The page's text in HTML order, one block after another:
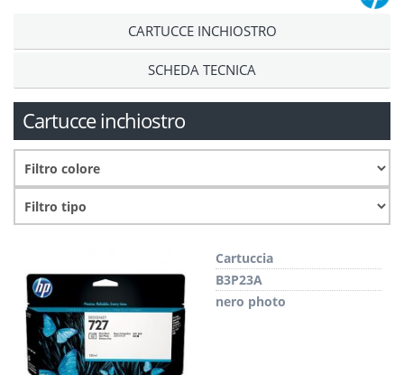
CARTUCCE INCHIOSTRO
SCHEDA TECNICA
Cartucce inchiostro
Cartuccia
B3P23A
nero photo